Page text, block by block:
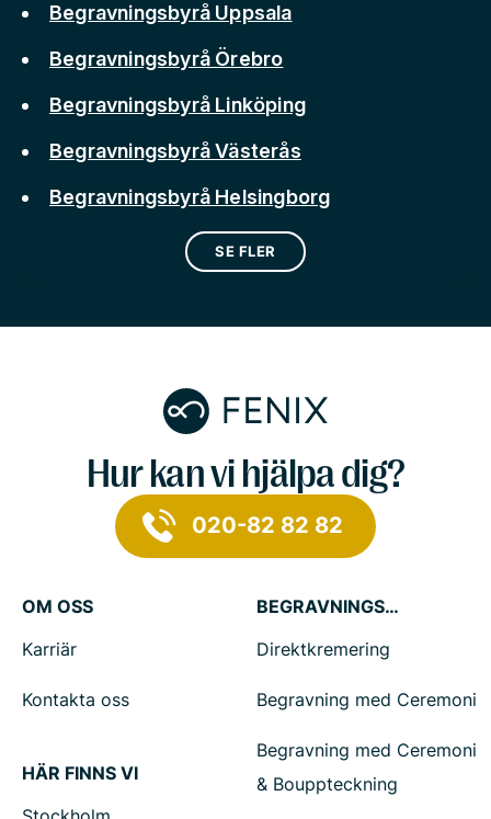
Begravningsbyrå Uppsala
Begravningsbyrå Örebro
Begravningsbyrå Linköping
Begravningsbyrå Västerås
Begravningsbyrå Helsingborg
SE FLER
Hur kan vi hjälpa dig?
020-82 82 82
OM OSS
Karriär
Kontakta oss
HÄR FINNS VI
BEGRAVNINGSTJÄNSTER
Direktkremering
Begravning med Ceremoni
Begravning med Ceremoni
& Bouppteckning